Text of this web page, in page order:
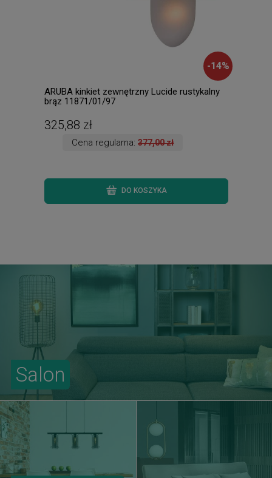
-14%
ARUBA kinkiet zewnętrzny Lucide rustykalny
brąz 11871/01/97
325,88 zł
Cena regularna:377,00 zł
DO KOSZYKA
Salon